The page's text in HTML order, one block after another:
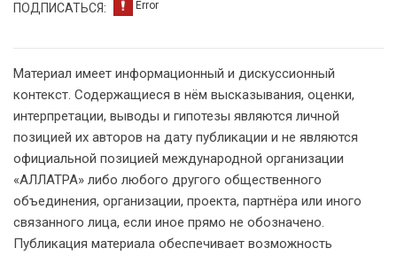
ПОДПИСАТЬСЯ:
Материал имеет информационный и дискуссионный
контекст. Содержащиеся в нём высказывания, оценки,
интерпретации, выводы и гипотезы являются личной
позицией их авторов на дату публикации и не являются
официальной позицией международной организации
«АЛЛАТРА» либо любого другого общественного
объединения, организации, проекта, партнёра или иного
связанного лица, если иное прямо не обозначено.
Публикация материала обеспечивает возможность